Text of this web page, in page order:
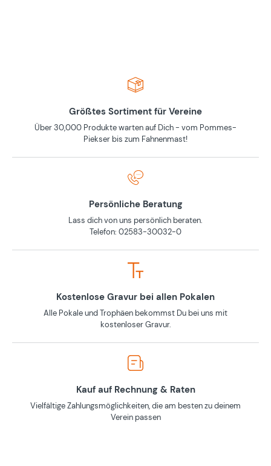
Größtes Sortiment für Vereine
Über 30,000 Produkte warten auf Dich - vom Pommes-
Piekser bis zum Fahnenmast!
Persönliche Beratung
Lass dich von uns persönlich beraten.
Telefon: 02583-30032-0
Kostenlose Gravur bei allen Pokalen
Alle Pokale und Trophäen bekommst Du bei uns mit
kostenloser Gravur.
Kauf auf Rechnung & Raten
Vielfältige Zahlungsmöglichkeiten, die am besten zu deinem
Verein passen